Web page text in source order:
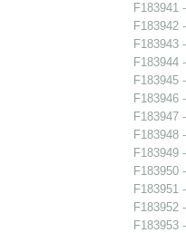
F183941
F183942
F183943
F183944
F183945
F183946
F183947
F183948
F183949
F183950
F183951
F183952
F183953